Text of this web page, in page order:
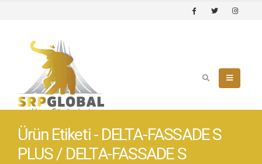
Ürün Etiketi - DELTA-FASSADE S
PLUS / DELTA-FASSADE S